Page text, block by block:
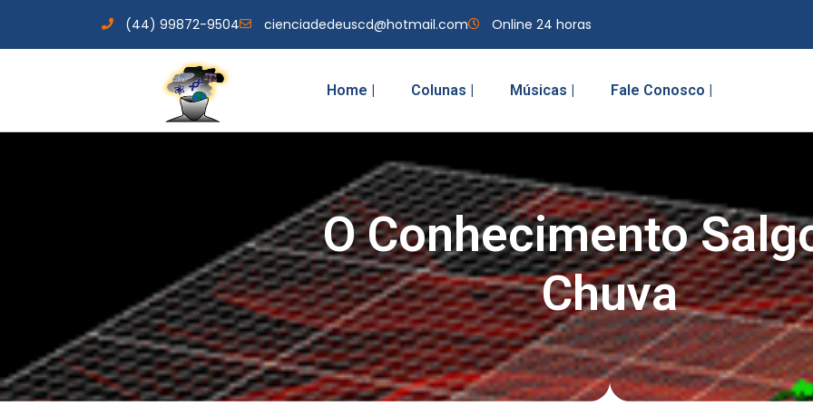
(44) 99872-9504 cienciadedeuscd@hotmail.com Online 24 horas
Home | Colunas | Músicas | Fale Conosco |
O Conhecimento
Chuva